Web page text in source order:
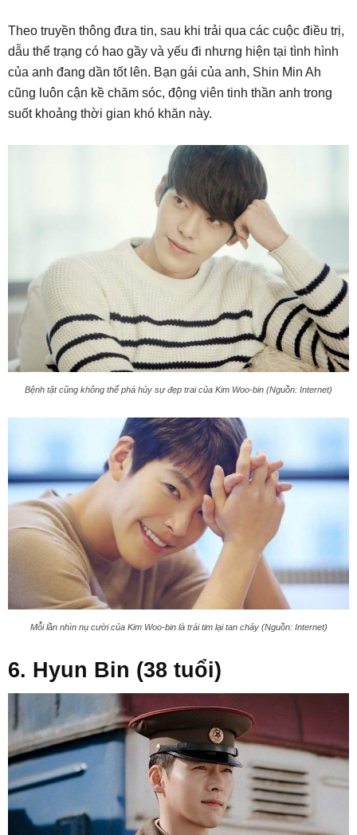
Theo truyền thông đưa tin, sau khi trải qua các cuộc điều trị,
dẫu thể trạng có hao gầy và yếu đi nhưng hiện tại tình hình
của anh đang dần tốt lên. Bạn gái của anh, Shin Min Ah
cũng luôn cận kề chăm sóc, động viên tinh thần anh trong
suốt khoảng thời gian khó khăn này.
Bệnh tật cũng không thể phá hủy sự đẹp trai của Kim Woo-bin (Nguồn: Internet)
Mỗi lần nhìn nụ cười của Kim Woo-bin là trái tim lại tan chảy (Nguồn: Internet)
6. Hyun Bin (38 tuổi)